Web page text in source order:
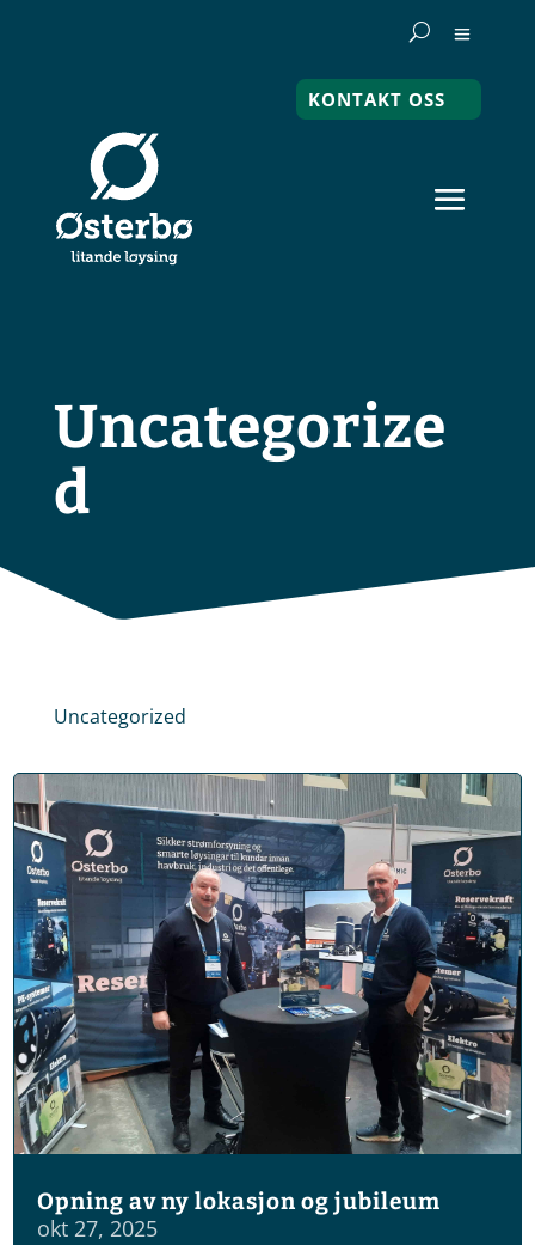
KONTAKT OSS
Uncategorize
d
Uncategorized
Opning av ny lokasjon og jubileum
okt 27, 2025